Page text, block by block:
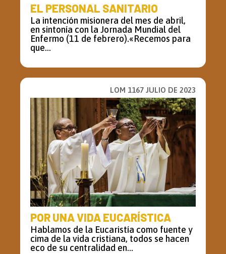
EL PERSONAL SANITARIO
La intención misionera del mes de abril,
en sintonía con la Jornada Mundial del
Enfermo (11 de febrero).«Recemos para
que...
LOM 1167 JULIO DE 2023
POR UNA VIDA EUCARÍSTICA
Hablamos de la Eucaristía como fuente y
cima de la vida cristiana, todos se hacen
eco de su centralidad en...